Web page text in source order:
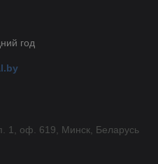
год
1, оф. 619, Минск, Беларусь